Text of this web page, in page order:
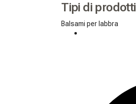
Tipi di prodotti
Balsami per labbra